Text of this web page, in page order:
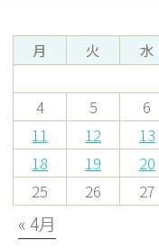
月 火 水
4
5 6
11
12 13
18
19 20
25
26 27
« 4月